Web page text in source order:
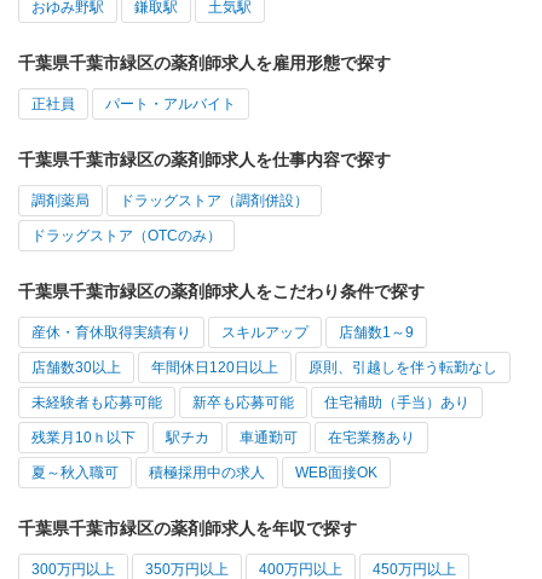
おゆみ野駅 鎌取駅 土気駅
千葉県千葉市緑区の薬剤師求人を雇用形態で探す
正社員 パート・アルバイト
千葉県千葉市緑区の薬剤師求人を仕事内容で探す
調剤薬局 ドラッグストア（調剤併設）
ドラッグストア（OTCのみ）
千葉県千葉市緑区の薬剤師求人をこだわり条件で探す
産休・育休取得実績有り スキルアップ 店舗数1～9
店舗数30以上 年間休日120日以上 原則、引越しを伴う転勤なし
未経験者も応募可能 新卒も応募可能 住宅補助（手当）あり
残業月10ｈ以下 駅チカ 車通勤可 在宅業務あり
夏～秋入職可 積極採用中の求人 WEB面接OK
千葉県千葉市緑区の薬剤師求人を年収で探す
300万円以上 350万円以上 400万円以上 450万円以上